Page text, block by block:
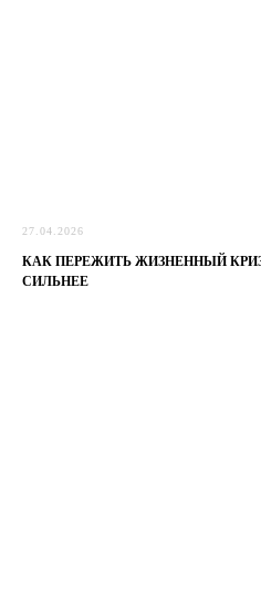
27.04.2026
КАК ПЕРЕЖИТЬ ЖИЗНЕННЫЙ
СИЛЬНЕЕ